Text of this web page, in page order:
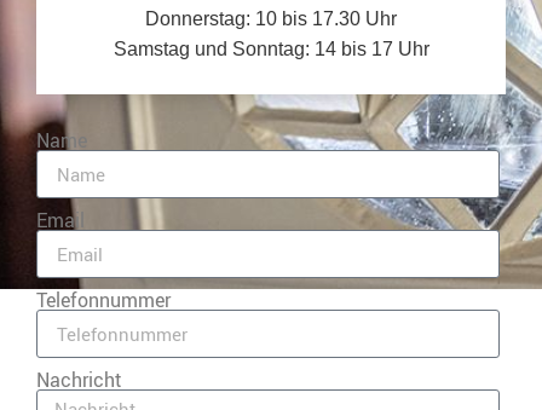
Donnerstag: 10 bis 17.30 Uhr
Samstag und Sonntag: 14 bis 17 Uhr
Name
Email
Telefonnummer
Nachricht